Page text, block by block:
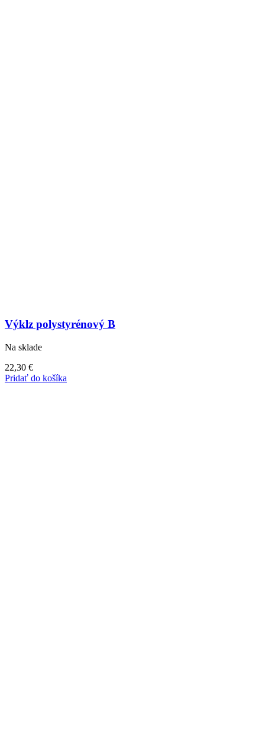
Výklz polystyrénový B
Na sklade
22,30 €
Pridať do košíka